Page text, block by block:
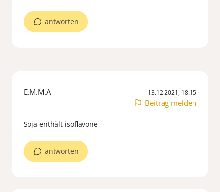
antworten
E.M.M.A 13.12.2021, 18:15
Beitrag melden
Soja enthält isoflavone
antworten